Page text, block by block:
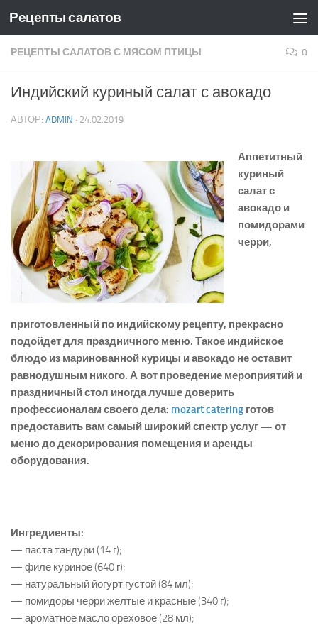
Skip to content
Рецепты салатов
РЕЦЕПТЫ САЛАТОВ С МЯСОМ ПТИЦЫ 0
Индийский куриный салат с авокадо
АВТОР: ADMIN · 24.02.2019
Аппетитный
куриный
салат с
авокадо и
помидорами
черри,
приготовленный по индийскому рецепту, прекрасно
подойдет для праздничного меню. Такое индийское
блюдо из маринованной курицы и авокадо не оставит
равнодушным никого. А вот проведение мероприятий и
праздничный стол иногда лучше доверить
профессионалам своего дела: mozart catering готов
предоставить вам самый широкий спектр услуг — от
меню до декорирования помещения и аренды
оборудования.
Ингредиенты:
— паста тандури (14 г);
— филе куриное (640 г);
— натуральный йогурт густой (84 мл);
— помидоры черри желтые и красные (340 г);
— ароматное масло ореховое (28 мл);